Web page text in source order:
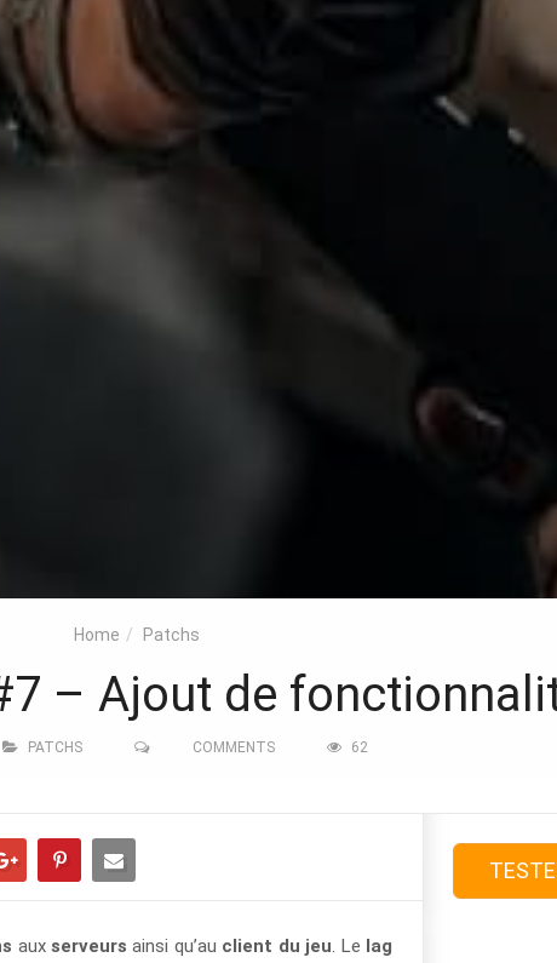
Home Patchs
– Ajout de
PATCHS COMMENTS 62
aux serveurs ainsi qu’au client du jeu. Le lag